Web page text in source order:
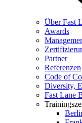
Über Fast
Awards
Partner
Referenzen
Code of
Diversity,
Fast Lane